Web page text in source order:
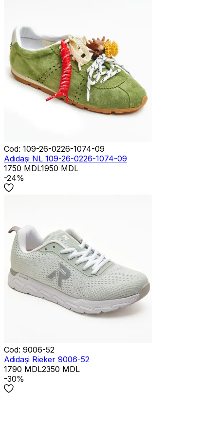
Cod: 109-26-0226-1074-09
Adidași NL 109-26-0226-1074-09
1750 MDL1950 MDL
-24%
Cod: 9006-52
Adidași Rieker 9006-52
1790 MDL2350 MDL
-30%